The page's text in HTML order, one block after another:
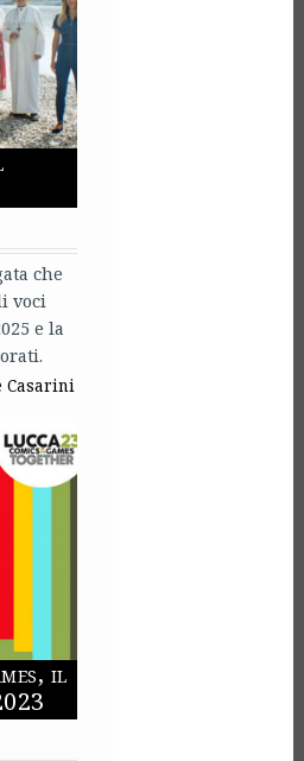
che
voci
e la
Casarini
il